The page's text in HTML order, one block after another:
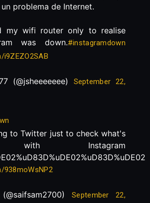
problema de Internet.
my wifi router only to realise
was down.#instagramdown
(@jsheeeeeee) September 22,
to Twitter just to check what's
with Instagram
938moWsNP2
September 22,